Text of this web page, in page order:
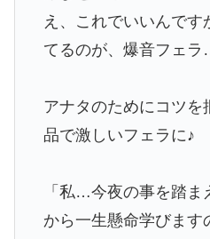
え、これでいいんです
てるのが、爆音フェラ
アナタのためにコツを
品で激しいフェラに♪
「私…今夜の事を踏ま
から一生懸命学びま